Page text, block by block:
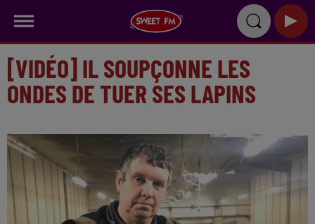
[VIDÉO] IL SOUPÇONNE LES
ONDES DE TUER SES LAPINS